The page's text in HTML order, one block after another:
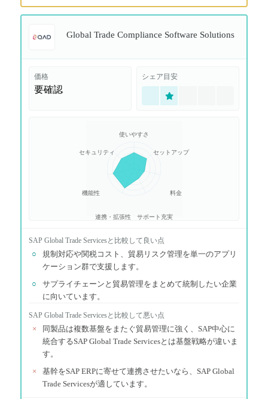
Global Trade Compliance Software Solutions
価格
要確認
シェア目安
使いやすさ
セットアップ
料金
サポート充実
連携・拡張性
機能性
セキュリティ
SAP Global Trade Servicesと比較して良い点
○
規制対応や関税コスト、貿易リスク管理を単一のアプリ
ケーション群で支援します。
○
サプライチェーンと貿易管理をまとめて統制したい企業
に向いています。
SAP Global Trade Servicesと比較して悪い点
×
同製品は複数基盤をまたぐ貿易管理に強く、SAP中心に
統合するSAP Global Trade Servicesとは基盤戦略が違いま
す。
×
基幹をSAP ERPに寄せて連携させたいなら、SAP Global
Trade Servicesが適しています。